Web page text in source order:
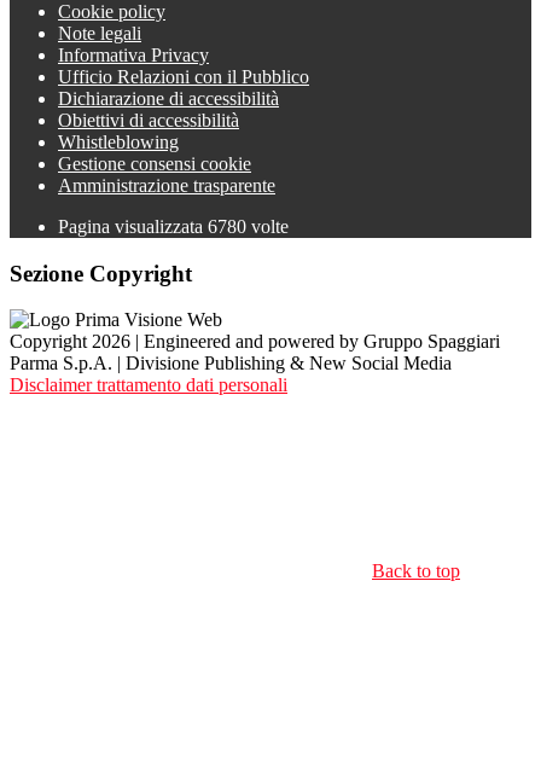
Cookie policy
Note legali
Informativa Privacy
Ufficio Relazioni con il Pubblico
Dichiarazione di accessibilità
Obiettivi di accessibilità
Whistleblowing
Gestione consensi cookie
Amministrazione trasparente
Pagina visualizzata 6780 volte
Sezione Copyright
Copyright 2026 | Engineered and powered by Gruppo Spaggiari
Parma S.p.A. | Divisione Publishing & New Social Media
Disclaimer trattamento dati personali
Back to top